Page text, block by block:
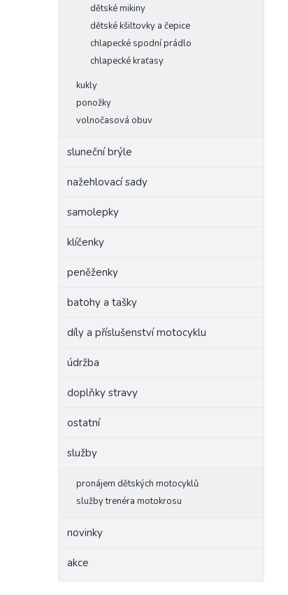
dětské mikiny
dětské kšiltovky a čepice
chlapecké spodní prádlo
chlapecké kraťasy
kukly
ponožky
volnočasová obuv
sluneční brýle
nažehlovací sady
samolepky
klíčenky
peněženky
batohy a tašky
díly a příslušenství motocyklu
údržba
doplňky stravy
ostatní
služby
pronájem dětských motocyklů
služby trenéra motokrosu
novinky
akce